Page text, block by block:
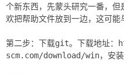
个新东西，先蒙头研究一番，
欢把帮助文件放到一边，这可
第二步：下载git。下载地
scm.com/download/win，安装